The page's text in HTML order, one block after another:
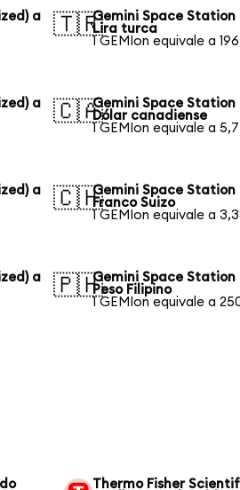
a
🇹🇷Gemini Space Station
Lira turca
1 GEMIon equivale a
a
🇨🇦Gemini Space Station
Dólar canadiense
1 GEMIon equivale a
a
🇨🇭Gemini Space Station
Franco Suizo
1 GEMIon equivale a
a
🇵🇭Gemini Space Station
Peso Filipino
1 GEMIon equivale a
Thermo Fisher